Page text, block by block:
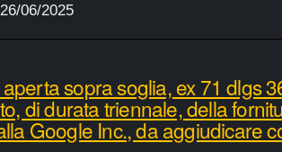
26/06/2025
sopra soglia, ex 71 dlgs
di durata triennale, della
Google Inc., da aggiudicare